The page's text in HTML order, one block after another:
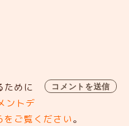
ために
ントデ
をご覧ください。